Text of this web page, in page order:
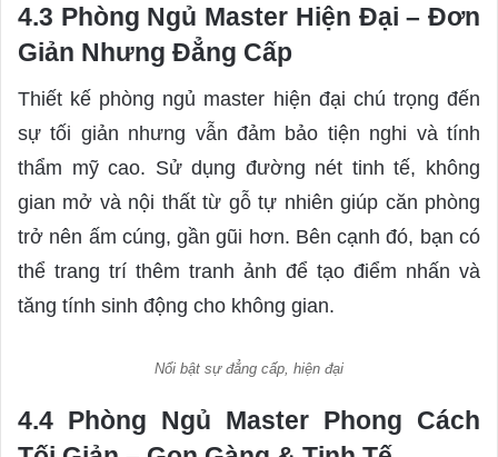
4.3 Phòng Ngủ Master Hiện Đại – Đơn
Giản Nhưng Đẳng Cấp
Thiết kế phòng ngủ master hiện đại chú trọng đến
sự tối giản nhưng vẫn đảm bảo tiện nghi và tính
thẩm mỹ cao. Sử dụng đường nét tinh tế, không
gian mở và nội thất từ gỗ tự nhiên giúp căn phòng
trở nên ấm cúng, gần gũi hơn. Bên cạnh đó, bạn có
thể trang trí thêm tranh ảnh để tạo điểm nhấn và
tăng tính sinh động cho không gian.
Nổi bật sự đẳng cấp, hiện đại
4.4 Phòng Ngủ Master Phong Cách